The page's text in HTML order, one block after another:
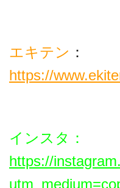
エキテン ：
https://
インスタ ：
https://